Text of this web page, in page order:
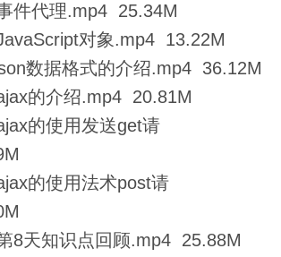
代理.mp4 25.34M
对象.mp4 13.22M
数据格式的介绍.mp4 36.12M
的介绍.mp4 20.81M
的使用发送get请
的使用法术post请
天知识点回顾.mp4 25.88M